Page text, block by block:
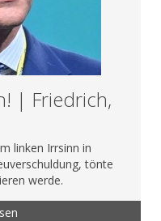
| Friedrich,
linken Irrsinn in
tönte
werde.